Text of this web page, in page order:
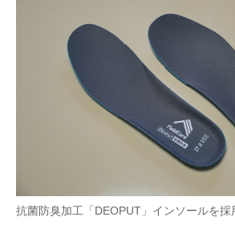
抗菌防臭加工「DEOPUT」インソールを採